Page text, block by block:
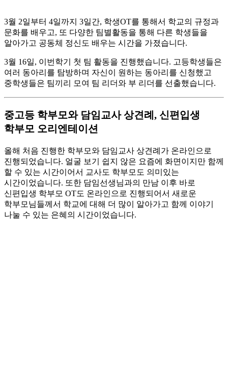
3월 2일부터 4일까지 3일간, 학생OT를 통해서 학교의 규정과
문화를 배우고, 또 다양한 팀별활동을 통해 다른 학생들을
알아가고 공동체 정신도 배우는 시간을 가졌습니다.
3월 16일, 이번학기 첫 팀 활동을 진행했습니다. 고등학생들은
여러 동아리를 탐방하며 자신이 원하는 동아리를 신청했고
중학생들은 팀끼리 모여 팀 리더와 부 리더를 선출했습니다.
중고등 학부모와 담임교사 상견례, 신편입생
학부모 오리엔테이션
올해 처음 진행한 학부모와 담임교사 상견례가 온라인으로
진행되었습니다. 얼굴 보기 쉽지 않은 요즘에 화면이지만 함께
할 수 있는 시간이어서 교사도 학부모도 의미있는
시간이었습니다. 또한 담임선생님과의 만남 이후 바로
신편입생 학부모 OT도 온라인으로 진행되어서 새로운
학부모님들께서 학교에 대해 더 많이 알아가고 함께 이야기
나눌 수 있는 은혜의 시간이었습니다.